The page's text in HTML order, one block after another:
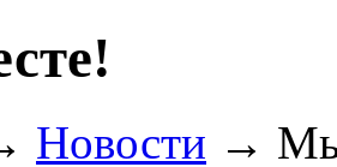
Новости →